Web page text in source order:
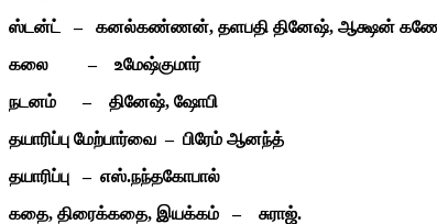
ஸ்டன்ட் – கனல்கண்ணன், தளபதி தினேஷ்,
கலை –
நடனம் – தினேஷ்,
தயாரிப்பு மேற்பார்வை –
தயாரிப்பு –
கதை, திரைக்கதை,